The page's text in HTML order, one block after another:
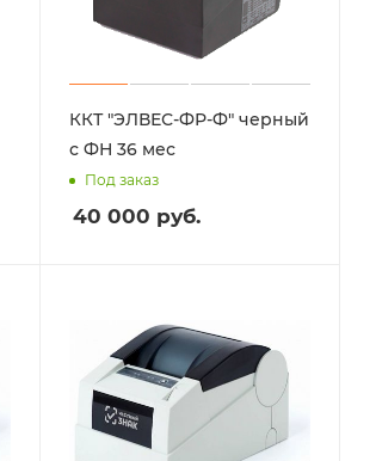
ККТ "ЭЛВЕС-ФР-Ф" черный
с ФН 36 мес
Под заказ
40 000 руб.